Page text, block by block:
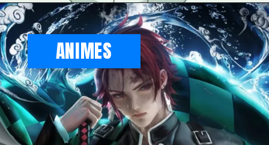
ANIMES